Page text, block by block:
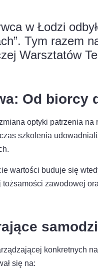
w Łodzi
Tym razem
Warsztatów
Od biorcy
optyki patrzenia
szkolenia
wartości buduje się
zawodowej
konkretnych
się na: